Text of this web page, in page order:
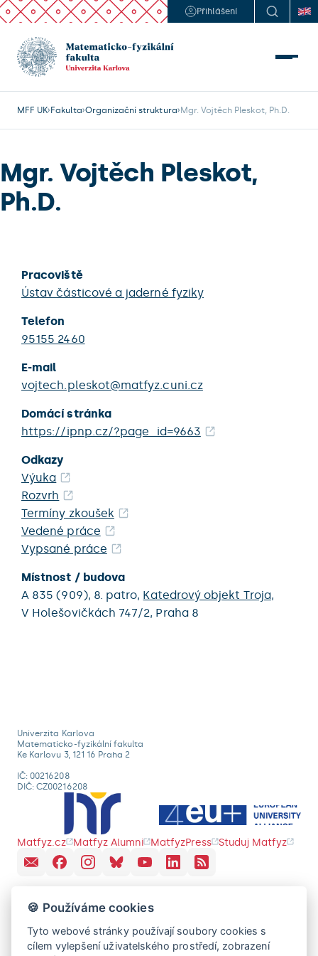
Přihlášení
MFF UK Fakulta Organizační struktura Mgr. Vojtěch Pleskot, Ph.D.
Mgr. Vojtěch Pleskot,
Ph.D.
Pracoviště
Ústav částicové a jaderné fyziky
Telefon
95155 2460
E-mail
vojtech.pleskot@matfyz.cuni.cz
Domácí stránka
https://ipnp.cz/?page_id=9663
Odkazy
Výuka
Rozvrh
Termíny zkoušek
Vedené práce
Vypsané práce
Místnost / budova
A 835 (909), 8. patro, Katedrový objekt Troja,
V Holešovičkách 747/2, Praha 8
Univerzita Karlova
Matematicko-fyzikální fakulta
Ke Karlovu 3, 121 16 Praha 2
IČ: 00216208
DIČ: CZ00216208
Matfyz.cz Matfyz Alumni MatfyzPress Studuj Matfyz
🍪 Používáme cookies
Tyto webové stránky používají soubory cookies s
cílem vylepšení uživatelského prostředí, zobrazení